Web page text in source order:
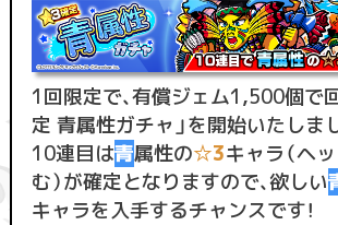
1回限定で、有償ジェム1,500個で
定 青属性ガチャ」を開始いたしま
10連目は青属性の☆3キャラ（ヘ
む）が確定となりますので、欲しい
キャラを入手するチャンスです！